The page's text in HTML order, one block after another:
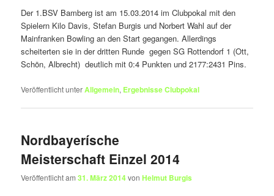
Der 1.BSV Bamberg ist am 15.03.2014 im Clubpokal mit den
Spielern Kilo Davis, Stefan Burgis und Norbert Wahl auf der
Mainfranken Bowling an den Start gegangen. Allerdings
scheiterten sie in der dritten Runde gegen SG Rottendorf 1 (Ott,
Schön, Albrecht) deutlich mit 0:4 Punkten und 2177:2431 Pins.
Veröffentlicht unterAllgemein, Ergebnisse Clubpokal
Nordbayerísche
Meisterschaft Einzel 2014
Veröffentlicht am31. März 2014vonHelmut Burgis